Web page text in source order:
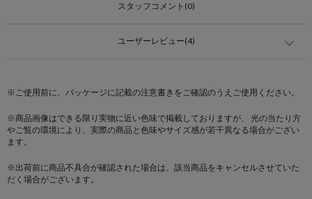
スタッフコメント(0)
ユーザーレビュー(4)
※ご使用前に、パッケージに記載の注意書きをご確認のうえご使用ください。
※商品画像はできる限り実物に近い色味で掲載しておりますが、 光の当たり方
やご覧の環境により、実際の商品と色味やサイズ感が若干異なる場合がござい
ます。
※出荷前に商品不具合が確認された場合は、該当商品をキャンセルさせていた
だく場合がございます。